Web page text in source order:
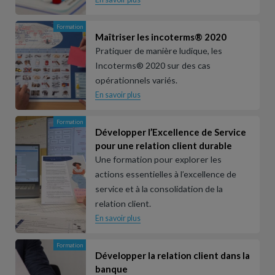
Formation
Maîtriser les incoterms® 2020
Pratiquer de manière ludique, les
Incoterms® 2020 sur des cas
opérationnels variés.
En savoir plus
Formation
Développer l’Excellence de Service
pour une relation client durable
Une formation pour explorer les
actions essentielles à l’excellence de
service et à la consolidation de la
relation client.
En savoir plus
Formation
Développer la relation client dans la
banque